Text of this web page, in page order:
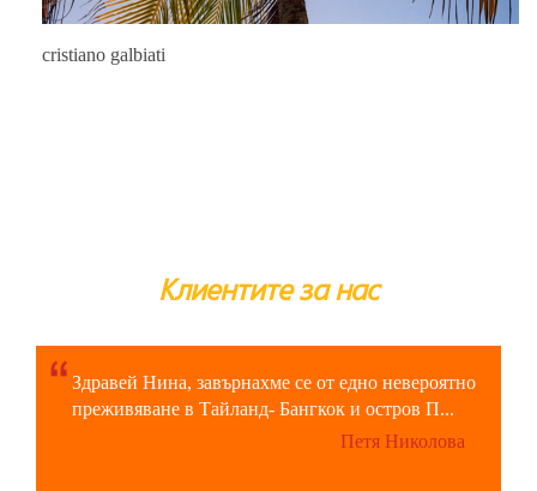
cristiano galbiati
Клиентите за нас
Здравей Нина, завърнахме се от едно невероятно
преживяване в Тайланд- Бангкок и остров П...
Петя Николова